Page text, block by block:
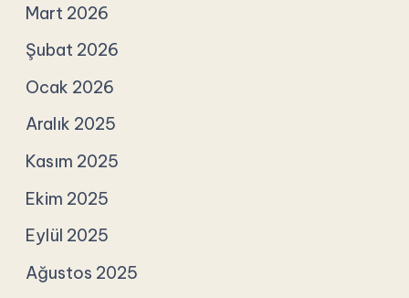
Mart 2026
Şubat 2026
Ocak 2026
Aralık 2025
Kasım 2025
Ekim 2025
Eylül 2025
Ağustos 2025